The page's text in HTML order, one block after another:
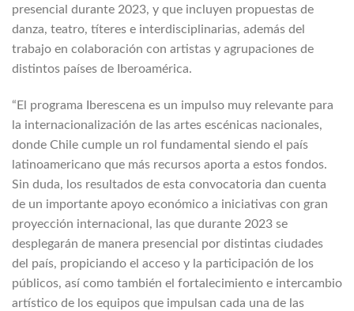
presencial durante 2023, y que incluyen propuestas de
danza, teatro, títeres e interdisciplinarias, además del
trabajo en colaboración con artistas y agrupaciones de
distintos países de Iberoamérica.
“El programa Iberescena es un impulso muy relevante para
la internacionalización de las artes escénicas nacionales,
donde Chile cumple un rol fundamental siendo el país
latinoamericano que más recursos aporta a estos fondos.
Sin duda, los resultados de esta convocatoria dan cuenta
de un importante apoyo económico a iniciativas con gran
proyección internacional, las que durante 2023 se
desplegarán de manera presencial por distintas ciudades
del país, propiciando el acceso y la participación de los
públicos, así como también el fortalecimiento e intercambio
artístico de los equipos que impulsan cada una de las